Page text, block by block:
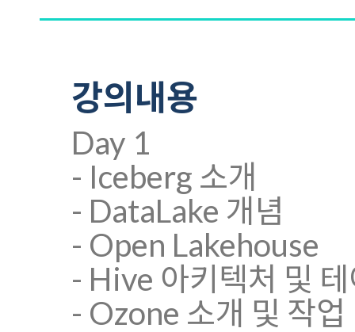
강의내용
Day 1
- Iceberg 소개
- DataLake 개념
- Open Lakehouse
- Hive 아키텍처 및
- Ozone 소개 및 작업